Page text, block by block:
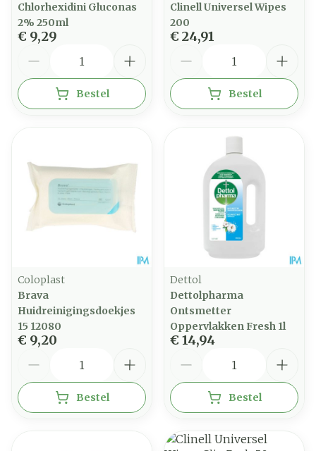
Chlorhexidini Gluconas
2% 250ml
€ 9,29
Bestel
Clinell Universel Wipes
200
€ 24,91
Bestel
Coloplast
Brava
Huidreinigingsdoekjes
15 12080
€ 9,20
Bestel
Dettol
Dettolpharma
Ontsmetter
Oppervlakken Fresh 1l
€ 14,94
Bestel